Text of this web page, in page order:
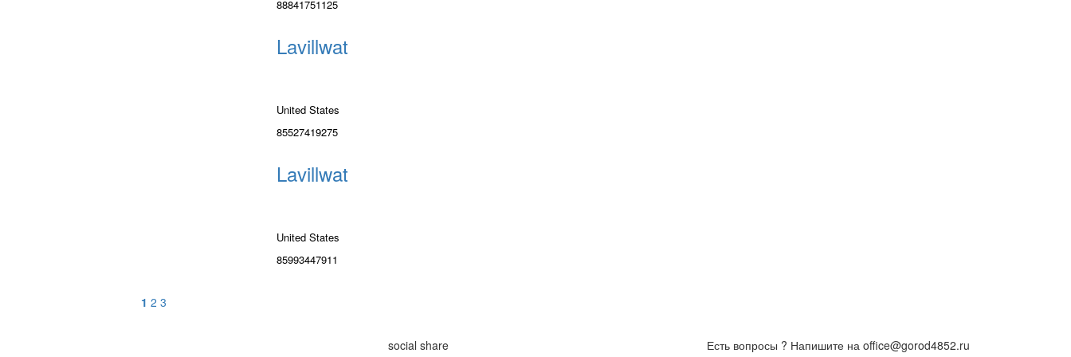
88841751125
Lavillwat
United States
85527419275
Lavillwat
United States
85993447911
1 2 3
social share
Есть вопросы ? Напишите на office@gorod4852.ru